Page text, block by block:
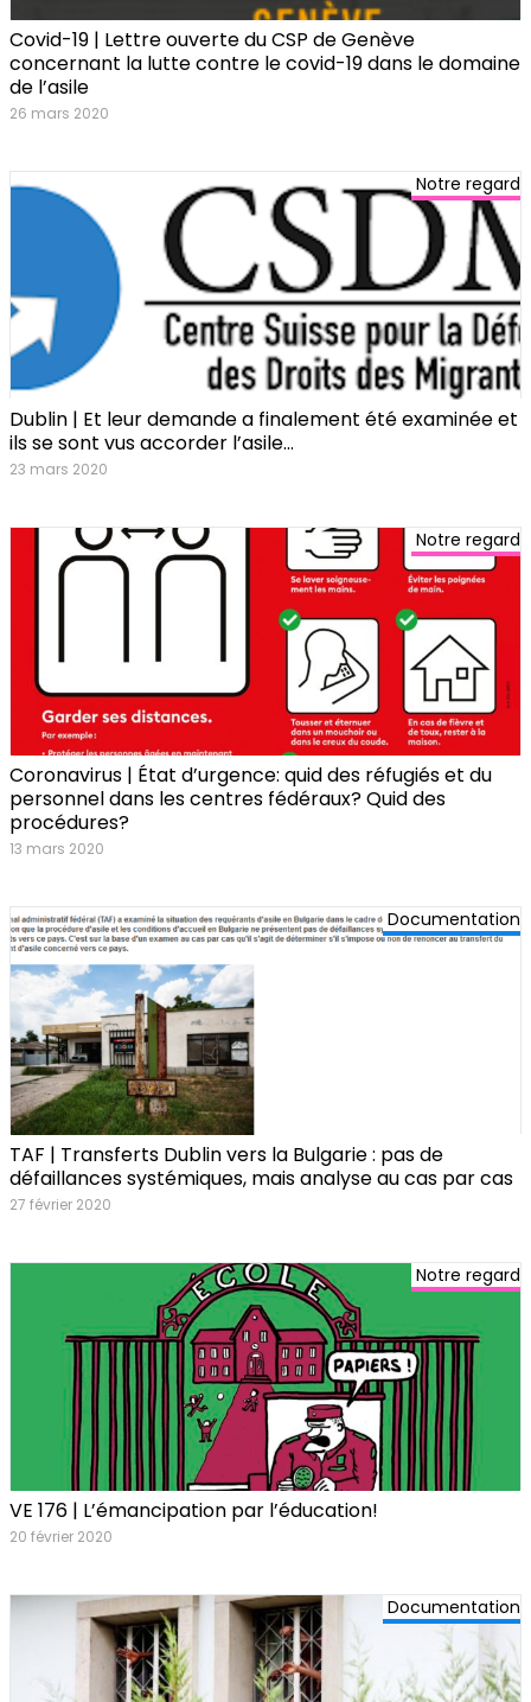
Covid-19 | Lettre ouverte du CSP de Genève
concernant la lutte contre le covid-19 dans le domaine
de l’asile
26 mars 2020
Notre regard
Dublin | Et leur demande a finalement été examinée et
ils se sont vus accorder l’asile…
23 mars 2020
Notre regard
Coronavirus | État d’urgence: quid des réfugiés et du
personnel dans les centres fédéraux? Quid des
procédures?
13 mars 2020
Documentation
TAF | Transferts Dublin vers la Bulgarie : pas de
défaillances systémiques, mais analyse au cas par cas
27 février 2020
Notre regard
VE 176 | L’émancipation par l’éducation!
20 février 2020
Documentation